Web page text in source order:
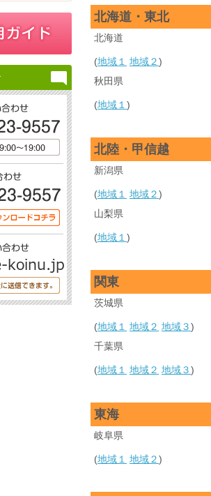
北海道・東北
北海道
(地域１ 地域２)
秋田県
(地域１ )
北陸・甲信越
新潟県
(地域１ 地域２)
山梨県
(地域１ )
関東
茨城県
(地域１ 地域２ 地域３)
千葉県
(地域１ 地域２ 地域３)
東海
岐阜県
(地域１ 地域２)